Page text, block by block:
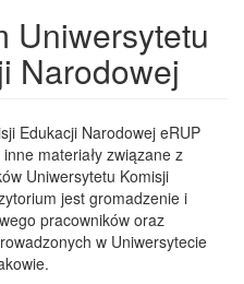
Uniwersytetu
Narodowej
Edukacji Narodowej eRUP
materiały związane z
Uniwersytetu Komisji
jest gromadzenie i
pracowników oraz
w Uniwersytecie